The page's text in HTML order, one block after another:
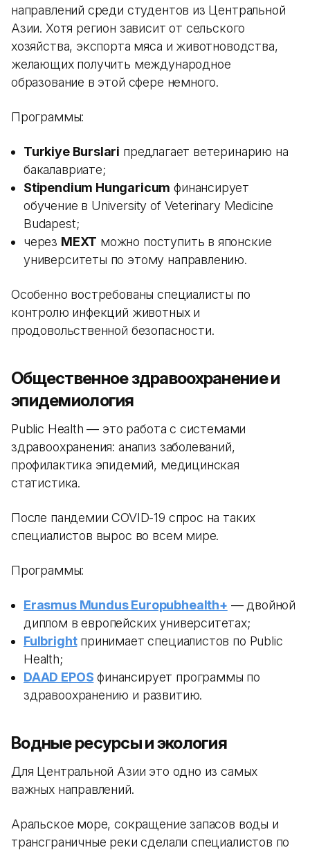
направлений среди студентов из Центральной
Азии. Хотя регион зависит от сельского
хозяйства, экспорта мяса и животноводства,
желающих получить международное
образование в этой сфере немного.
Программы:
Turkiye Burslari предлагает ветеринарию на
бакалавриате;
Stipendium Hungaricum финансирует
обучение в University of Veterinary Medicine
Budapest;
через MEXT можно поступить в японские
университеты по этому направлению.
Особенно востребованы специалисты по
контролю инфекций животных и
продовольственной безопасности.
Общественное здравоохранение и
эпидемиология
Public Health — это работа с системами
здравоохранения: анализ заболеваний,
профилактика эпидемий, медицинская
статистика.
После пандемии COVID-19 спрос на таких
специалистов вырос во всем мире.
Программы:
Erasmus Mundus Europubhealth+ — двойной
диплом в европейских университетах;
Fulbrightпринимает специалистов по Public
Health;
DAAD EPOS финансирует программы по
здравоохранению и развитию.
Водные ресурсы и экология
Для Центральной Азии это одно из самых
важных направлений.
Аральское море, сокращение запасов воды и
трансграничные реки сделали специалистов по